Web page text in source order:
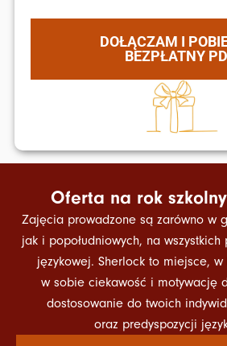
DOŁĄCZAM I
BEZPŁATNY
Oferta na rok szkolny
Zajęcia prowadzone są zarówno w
jak i popołudniowych, na wszystkich
językowej. Sherlock to miejsce, w
w sobie ciekawość i motywację
dostosowanie do twoich
oraz predyspozycji